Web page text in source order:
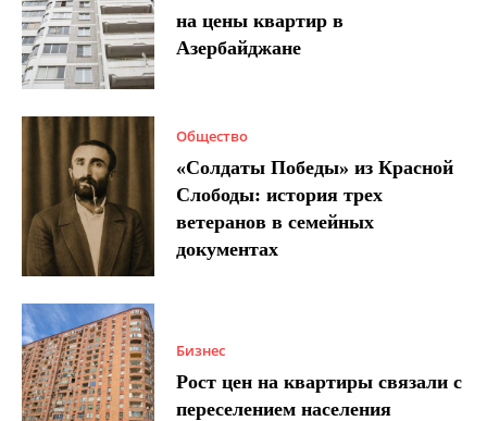
на цены квартир в
Азербайджане
Общество
«Солдаты Победы» из Красной
Слободы: история трех
ветеранов в семейных
документах
Бизнес
Рост цен на квартиры связали с
переселением населения